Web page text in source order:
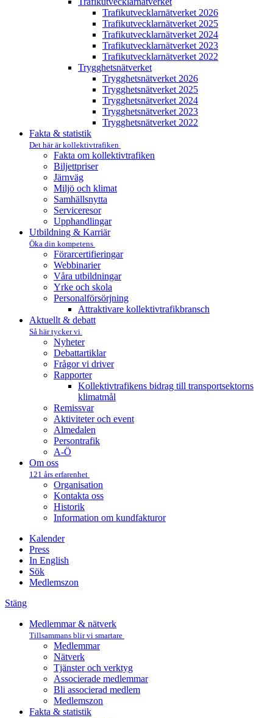
Trafikutvecklar­nätverket 2026
Trafikutvecklar­nätverket 2025
Trafikutvecklar­nätverket 2024
Trafikutvecklar­nätverket 2023
Trafikutvecklar­nätverket 2022
Trygghets­nätverket
Trygghets­nätverket 2026
Trygghets­nätverket 2025
Trygghets­nätverket 2024
Trygghets­nätverket 2023
Trygghets­nätverket 2022
Fakta & statistik
Det här är kollektivtrafiken
Fakta om kollektivtrafiken
Biljettpriser
Järnväg
Miljö och klimat
Samhällsnytta
Serviceresor
Upphandlingar
Utbildning & Karriär
Öka din kompetens
Förarcertifieringar
Webbinarier
Våra utbildningar
Yrke och skola
Personalförsörjning
Attraktivare kollektivtrafik­bransch
Aktuellt & debatt
Så här tycker vi
Nyheter
Debattartiklar
Frågor vi driver
Rapporter
Kollektivtrafikens bidrag till transportsektorns
klimatmål
Remissvar
Aktiviteter och event
Almedalen
Persontrafik
A-Ö
Om oss
121 års erfarenhet
Organisation
Kontakta oss
Historik
Information om kundfakturor
Kalender
Press
In English
Sök
Medlemszon
Stäng
Medlemmar & nätverk
Tillsammans blir vi smartare
Medlemmar
Nätverk
Tjänster och verktyg
Associerade medlemmar
Bli associerad medlem
Medlemszon
Fakta & statistik